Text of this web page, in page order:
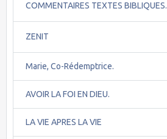
COMMENTAIRES TEXTES BIBLIQUES.
ZENIT
Marie, Co-Rédemptrice.
AVOIR LA FOI EN DIEU.
LA VIE APRES LA VIE